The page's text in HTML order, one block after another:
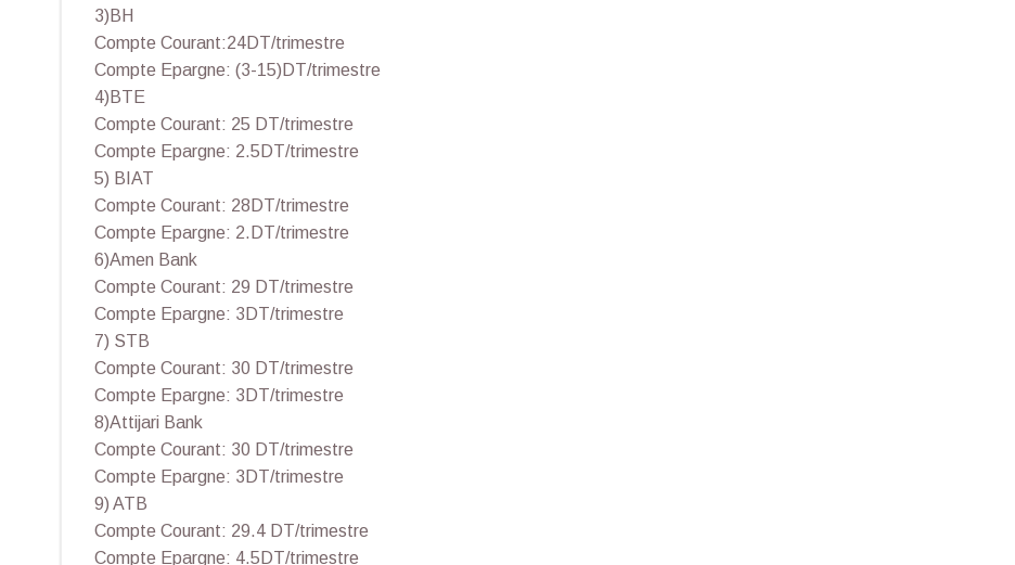
3)BH
Compte Courant:24DT/trimestre
Compte Epargne: (3-15)DT/trimestre
4)BTE
Compte Courant: 25 DT/trimestre
Compte Epargne: 2.5DT/trimestre
5) BIAT
Compte Courant: 28DT/trimestre
Compte Epargne: 2.DT/trimestre
6)Amen Bank
Compte Courant: 29 DT/trimestre
Compte Epargne: 3DT/trimestre
7) STB
Compte Courant: 30 DT/trimestre
Compte Epargne: 3DT/trimestre
8)Attijari Bank
Compte Courant: 30 DT/trimestre
Compte Epargne: 3DT/trimestre
9) ATB
Compte Courant: 29.4 DT/trimestre
Compte Epargne: 4.5DT/trimestre